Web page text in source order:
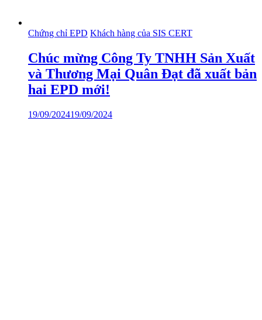
Chứng chỉ EPD Khách hàng của SIS CERT
Chúc mừng Công Ty TNHH Sản Xuất
và Thương Mại Quân Đạt đã xuất bản
hai EPD mới!
19/09/202419/09/2024